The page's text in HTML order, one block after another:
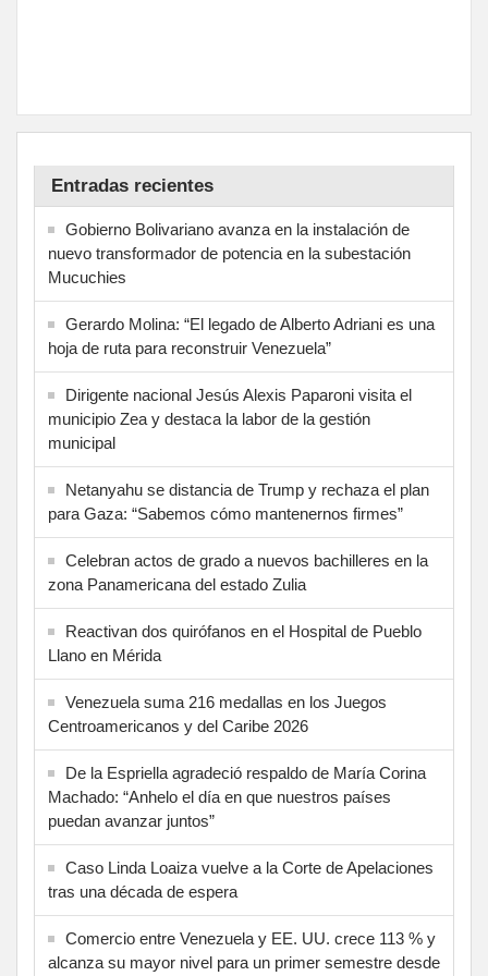
Entradas recientes
Gobierno Bolivariano avanza en la instalación de
nuevo transformador de potencia en la subestación
Mucuchies
Gerardo Molina: “El legado de Alberto Adriani es una
hoja de ruta para reconstruir Venezuela”
Dirigente nacional Jesús Alexis Paparoni visita el
municipio Zea y destaca la labor de la gestión
municipal
Netanyahu se distancia de Trump y rechaza el plan
para Gaza: “Sabemos cómo mantenernos firmes”
Celebran actos de grado a nuevos bachilleres en la
zona Panamericana del estado Zulia
Reactivan dos quirófanos en el Hospital de Pueblo
Llano en Mérida
Venezuela suma 216 medallas en los Juegos
Centroamericanos y del Caribe 2026
De la Espriella agradeció respaldo de María Corina
Machado: “Anhelo el día en que nuestros países
puedan avanzar juntos”
Caso Linda Loaiza vuelve a la Corte de Apelaciones
tras una década de espera
Comercio entre Venezuela y EE. UU. crece 113 % y
alcanza su mayor nivel para un primer semestre desde